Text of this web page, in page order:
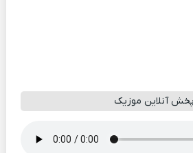
پخش آنلاین موزیک